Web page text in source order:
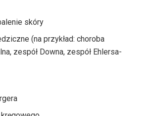
skóry
(na przykład: choroba
zespół Downa, zespół Ehlersa-